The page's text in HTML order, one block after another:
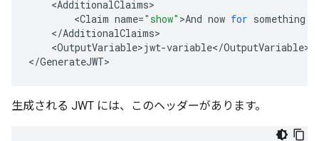
<AdditionalClaims
<Claim name="show" >And now for something
</AdditionalClaims
<OutputVariable>jwt-variable</OutputVariable>
</GenerateJWT>
生成される JWT には、このヘッダーがあります。